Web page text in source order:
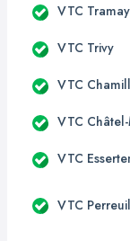
VTC
VTC Trivy
VTC
VTC
VTC
VTC Perreuil